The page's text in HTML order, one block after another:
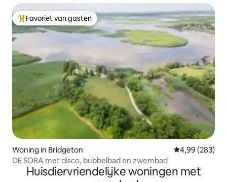
Topfavoriet van gasten
Favoriet van gasten
Woning in Bridgeton Gemiddelde
4,99 (283)
DE SORA met disco, bubbelbad en zwembad
Huisdiervriendelijke woningen met